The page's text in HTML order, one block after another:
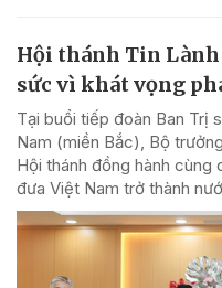
Hội thánh Tin Lành
sức vì khát vọng
Tại buổi tiếp đoàn Ban Trị
Nam (miền Bắc), Bộ
Hội thánh đồng hành
đưa Việt Nam trở thành